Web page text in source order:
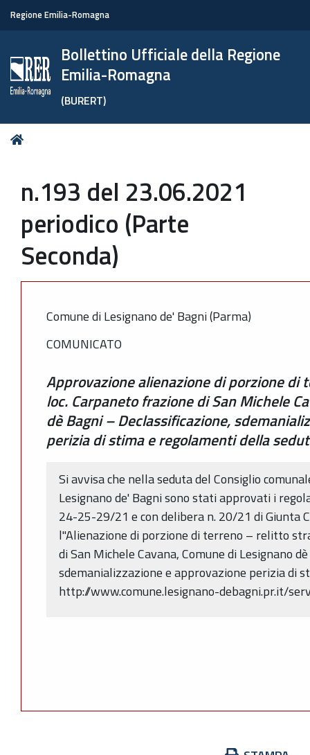
Regione Emilia-Romagna
Bollettino Ufficiale della Regione
Emilia-Romagna
(BURERT)
Tu
n.193 del 23.06.2021
periodico (Parte
Seconda)
Comune di Lesignano de' Bagni (Parma)
COMUNICATO
Approvazione alienazione di porzione
loc. Carpaneto frazione di San Michele
dè Bagni – Declassificazione,
perizia di stima e regolamenti della
Si avvisa che nella seduta del Consiglio
Lesignano de' Bagni sono stati approvati i
24-25-29/21 e con delibera n. 20/21 di Giunta
l"Alienazione di porzione di terreno – relitto
di San Michele Cavana, Comune di Lesignano
sdemanializzazione e approvazione perizia di
http://www.comune.lesignano-debagni.pr.it/